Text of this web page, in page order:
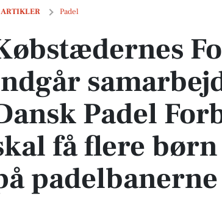
ARTIKLER Padel
Købstædernes Forsikring indgår samarbejde med Dansk
Padel
få flere
padelbanerne